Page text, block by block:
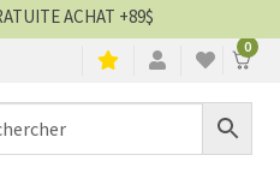
0
ACHAT +89$